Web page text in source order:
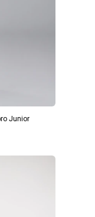
Junior